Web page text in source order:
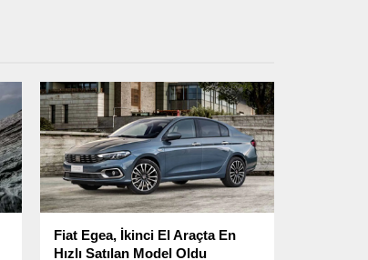
Fiat Egea, İkinci El Araçta En
Hızlı Satılan Model Oldu